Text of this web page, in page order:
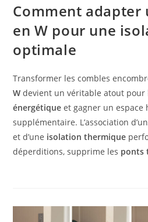
Comment adapter
en W pour une
optimale
Transformer les combles
W devient un véritable atout pour
énergétique et gagner un espace
supplémentaire. L’association
et d’une isolation thermique
déperditions, supprime les ponts